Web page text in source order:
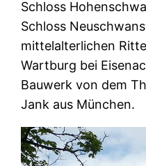
Schloss
Schloss
mittelalterlichen
Wartburg bei
Bauwerk von dem
Jank aus München.